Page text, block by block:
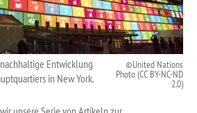
Entwicklung
in New York.
United Nations
Photo (CC BY-NC-ND
2.0)